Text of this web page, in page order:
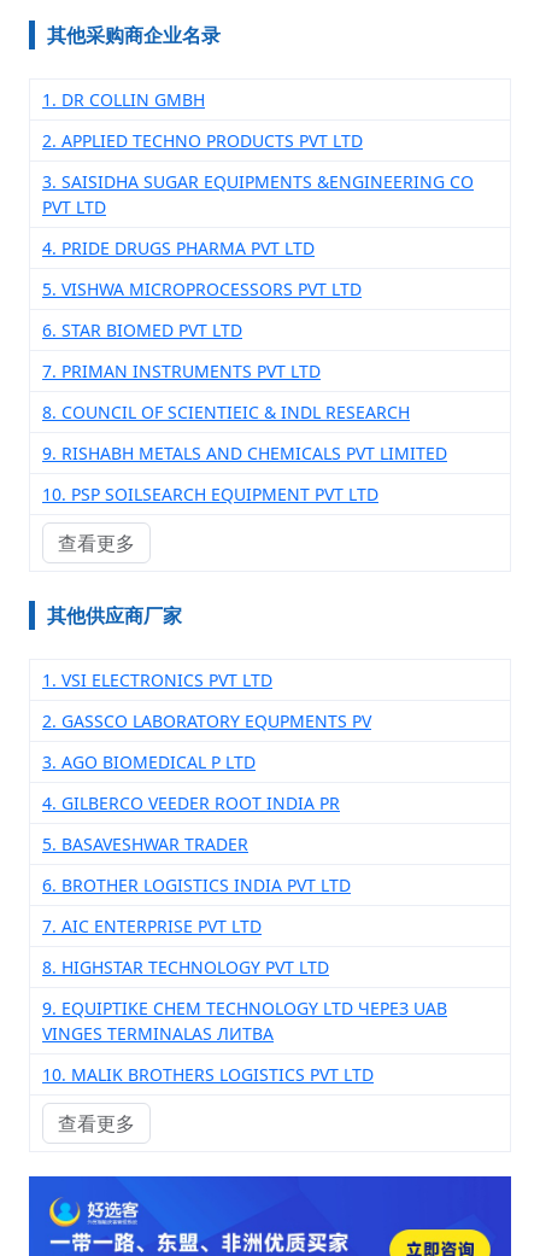
其他采购商企业名录
1. DR COLLIN GMBH
2. APPLIED TECHNO PRODUCTS PVT LTD
3. SAISIDHA SUGAR EQUIPMENTS &ENGINEERING CO
PVT LTD
4. PRIDE DRUGS PHARMA PVT LTD
5. VISHWA MICROPROCESSORS PVT LTD
6. STAR BIOMED PVT LTD
7. PRIMAN INSTRUMENTS PVT LTD
8. COUNCIL OF SCIENTIEIC & INDL RESEARCH
9. RISHABH METALS AND CHEMICALS PVT LIMITED
10. PSP SOILSEARCH EQUIPMENT PVT LTD
查看更多
其他供应商厂家
1. VSI ELECTRONICS PVT LTD
2. GASSCO LABORATORY EQUPMENTS PV
3. AGO BIOMEDICAL P LTD
4. GILBERCO VEEDER ROOT INDIA PR
5. BASAVESHWAR TRADER
6. BROTHER LOGISTICS INDIA PVT LTD
7. AIC ENTERPRISE PVT LTD
8. HIGHSTAR TECHNOLOGY PVT LTD
9. EQUIPTIKE CHEM TECHNOLOGY LTD ЧЕРЕЗ UAB
VINGES TERMINALAS ЛИТВА
10. MALIK BROTHERS LOGISTICS PVT LTD
查看更多